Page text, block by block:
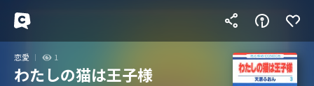
恋愛 1
わたしの猫は王子様